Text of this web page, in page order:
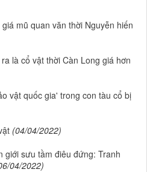
mũ quan văn thời Nguyễn hiến
là cổ vật thời Càn Long giá hơn
vật quốc gia' trong con tàu cổ bị
(04/04/2022)
giới sưu tầm điêu đứng: Tranh
04/2022)